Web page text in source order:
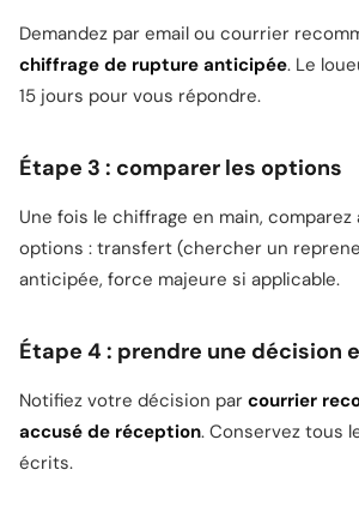
Demandez par email ou courrier
chiffrage de rupture anticipée. Le
15 jours pour vous répondre.
Étape 3 : comparer les options
Une fois le chiffrage en main,
options : transfert (chercher un
anticipée, force majeure si applicable.
Étape 4 : prendre une décision
Notifiez votre décision par courrier
accusé de réception. Conservez tous
écrits.